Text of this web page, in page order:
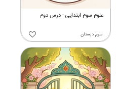
علوم سوم ابتدایی - درس دوم
سوم دبستان